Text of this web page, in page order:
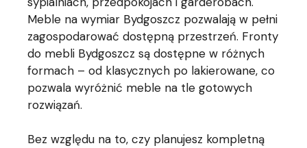
Meble na wymiar Bydgoszcz pozwalają w pełni
zagospodarować dostępną przestrzeń. Fronty
do mebli Bydgoszcz są dostępne w różnych
formach – od klasycznych po lakierowane, co
pozwala wyróżnić meble na tle gotowych
rozwiązań.
Bez względu na to, czy planujesz kompletną